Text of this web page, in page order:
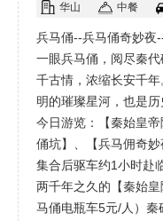
华山 中餐
兵马俑--兵马俑奇妙夜
一眼兵马俑，阅尽秦
千古情，浓缩长安千
明的璀璨星河，也是历
今日游览：【秦始皇
俑坑】、【兵马佣奇妙
集合后驱车约1小时赴
两千年之久的【秦始
马俑电瓶车5元/人）